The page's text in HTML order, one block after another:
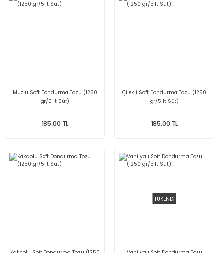
Muzlu Soft Dondurma Tozu (1250
gr/5 lt Süt)
185,00 TL
Çilekli Soft Dondurma Tozu (1250
gr/5 lt Süt)
185,00 TL
TÜKENDİ